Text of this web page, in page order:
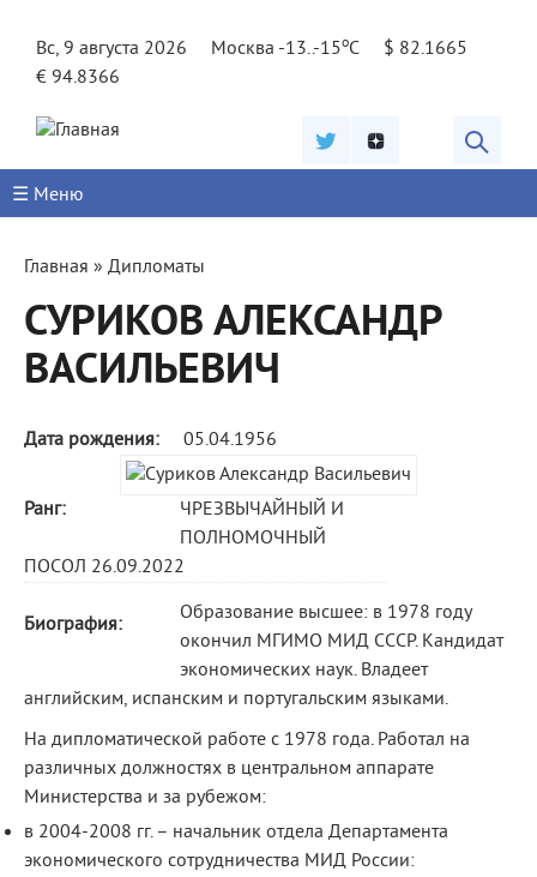
Вс, 9 августа 2026
Москва -13..-15oC
$ 82.1665
€ 94.8366
☰ Меню
Вы
здесь
Главная » Дипломаты
СУРИКОВ АЛЕКСАНДР
ВАСИЛЬЕВИЧ
Дата рождения: 05.04.1956
Ранг:
ЧРЕЗВЫЧАЙНЫЙ И
ПОЛНОМОЧНЫЙ
ПОСОЛ 26.09.2022
Биография:
Образование высшее: в 1978 году
окончил МГИМО МИД СССР. Кандидат
экономических наук. Владеет
английским, испанским и португальским языками.
На дипломатической работе с 1978 года. Работал на
различных должностях в центральном аппарате
Министерства и за рубежом:
в 2004-2008 гг. – начальник отдела Департамента
экономического сотрудничества МИД России: